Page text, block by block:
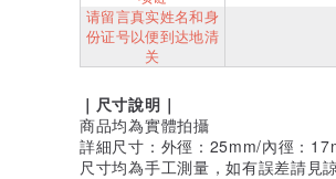
请留言真实姓名和身
份证号以便到达地清
关
｜尺寸說明｜
商品均為實體拍攝
詳細尺寸：外徑：25mm/內徑：
尺寸均為手工測量，如有誤差請見